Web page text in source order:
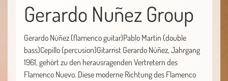
Gerardo Nuñez Group
Gerardo Núñez (flamenco guitar)Pablo Martin (double
bass)Cepillo (percusion)Gitarrist Gerardo Núñez, Jahrgang
1961, gehört zu den herausragenden Vertretern des
Flamenco Nuevo. Diese moderne Richtung des Flamenco